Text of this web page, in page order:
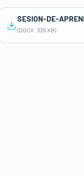
SESION-DE-
(DOCX · 335 KB)